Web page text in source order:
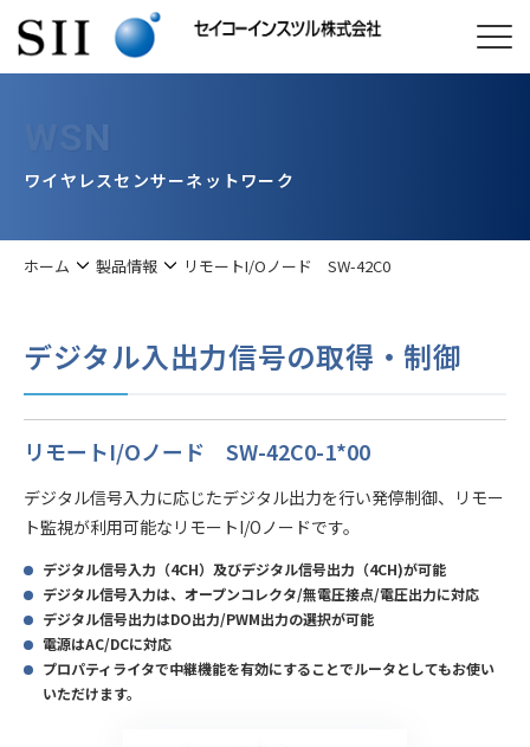
ワイヤレスセンサーネットワーク
ホーム 製品情報 リモートI/Oノード SW-42C0
デジタル入出力信号の取得・制御
リモートI/Oノード SW-42C0-1*00
デジタル信号入力に応じたデジタル出力を行い発停制御、リモー
ト監視が利用可能なリモートI/Oノードです。
デジタル信号入力（4CH）及びデジタル信号出力（4CH)が可能
デジタル信号入力は、オープンコレクタ/無電圧接点/電圧出力に対応
デジタル信号出力はDO出力/PWM出力の選択が可能
電源はAC/DCに対応
プロパティライタで中継機能を有効にすることでルータとしてもお使い
いただけます。